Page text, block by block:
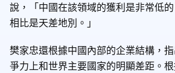
說，「中國在該領域的獲利是非常低
相比是天差地別。」
樊家忠還根據中國內部的企業結構，
爭力上和世界主要國家的明顯差距。